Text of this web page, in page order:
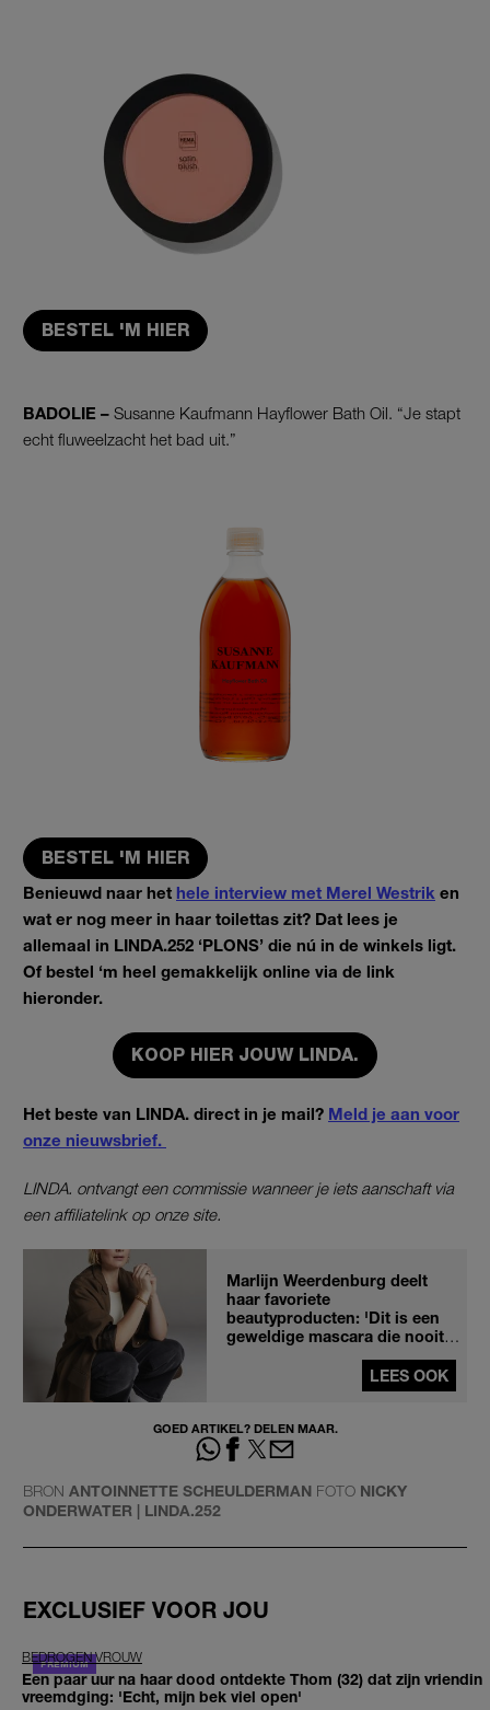
BESTEL 'M HIER
BADOLIE – Susanne Kaufmann Hayflower Bath Oil. “Je stapt
echt fluweelzacht het bad uit.”
BESTEL 'M HIER
Benieuwd naar het hele interview met Merel Westrik en
wat er nog meer in haar toilettas zit? Dat lees je
allemaal in LINDA.252 ‘PLONS’ die nú in de winkels ligt.
Of bestel ‘m heel gemakkelijk online via de link
hieronder.
KOOP HIER JOUW LINDA.
Het beste van LINDA. direct in je mail? Meld je aan voor
onze nieuwsbrief.
LINDA. ontvangt een commissie wanneer je iets aanschaft via
een affiliatelink op onze site.
Marlijn Weerdenburg deelt
haar favoriete
beautyproducten: 'Dit is een
geweldige mascara die nooit
LEES OOK
GOED ARTIKEL? DELEN MAAR.
BRON ANTOINNETTE SCHEULDERMAN FOTO NICKY
ONDERWATER | LINDA.252
EXCLUSIEF VOOR JOU
BEDROGEN VROUW
Een paar uur na haar dood ontdekte Thom (32) dat zijn vriendin
vreemdging: 'Echt, mijn bek viel open'